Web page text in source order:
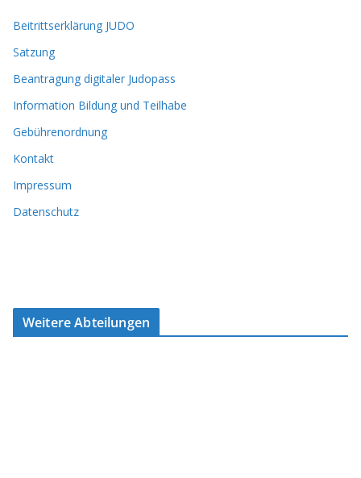
Beitrittserklärung JUDO
Satzung
Beantragung digitaler Judopass
Information Bildung und Teilhabe
Gebührenordnung
Kontakt
Impressum
Datenschutz
Weitere Abteilungen